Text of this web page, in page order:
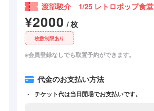
渡部駿介 1/25 レトロポップ食堂
¥2000 / 枚
枚数制限あり
※会員登録なしでも取置予約ができます。
代金のお支払い方法
チケット代は当日開場でお支払いです。